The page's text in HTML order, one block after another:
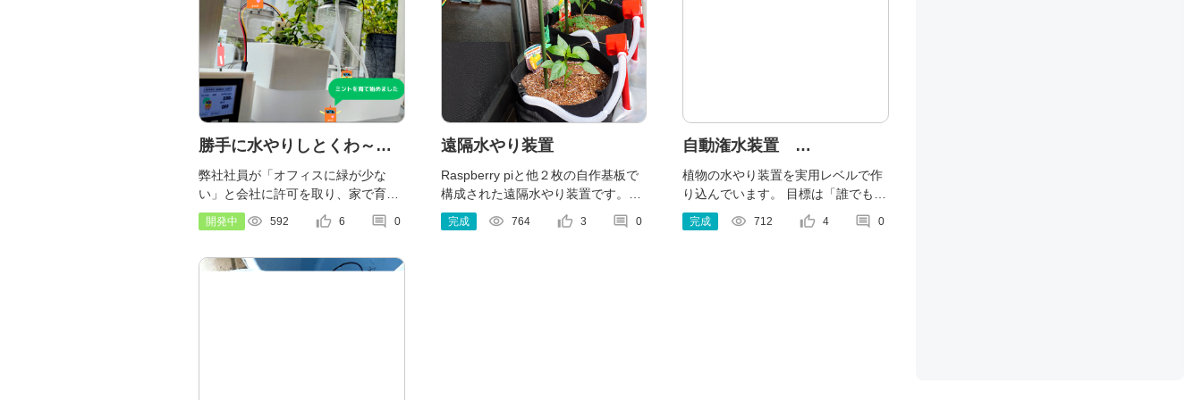
勝手に水やりしとくわ～オ
フィスの緑化～
弊社社員が「オフィスに緑が少な
い」と会社に許可を取り、家で育て
ているミントを持ってきて育て始め
ました！ しかし、長期休みとか出張
自動水やり機を作ってみました!
開発中 visibility 592 thumb_up_alt 6 comment 0
遠隔水やり装置
Raspberry piと他２枚の自作基板で
構成された遠隔水やり装置です。遠
隔での水やり操作と土壌水分量の確
認機能が搭載されています。通信プ
完成 visibility 764 thumb_up_alt 3 comment 0
自動潅水装置
SALZminiSolo2【AtomLite
＋WateringUnit】
植物の水やり装置を実用レベルで作
り込んでいます。 目標は「誰でも作
れて長時間稼働する装置」です。 今
年はコンパクトなつくりで室内でも
完成 visibility 712 thumb_up_alt 4 comment 0